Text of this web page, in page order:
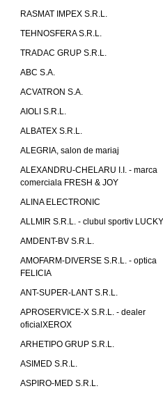
RASMAT IMPEX S.R.L.
TEHNOSFERA S.R.L.
TRADAC GRUP S.R.L.
ABC S.A.
ACVATRON S.A.
AIOLI S.R.L.
ALBATEX S.R.L.
ALEGRIA, salon de mariaj
ALEXANDRU-CHELARU I.I. - marca
comerciala FRESH & JOY
ALINA ELECTRONIC
ALLMIR S.R.L. - clubul sportiv
AMDENT-BV S.R.L.
AMOFARM-DIVERSE S.R.L. - optica
FELICIA
ANT-SUPER-LANT S.R.L.
APROSERVICE-X S.R.L. - dealer
oficialXEROX
ARHETIPO GRUP S.R.L.
ASIMED S.R.L.
ASPIRO-MED S.R.L.